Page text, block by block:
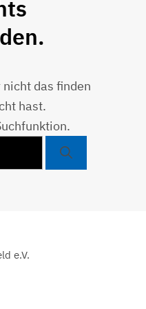
das finden
hast.
e.V.